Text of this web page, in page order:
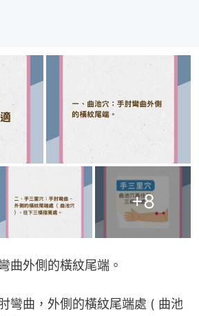
+8
曲外側的橫紋尾端。
彎曲，外側的橫紋尾端處 ( 曲池